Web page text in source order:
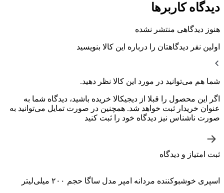
دیدگاه کاربرها
هنوز دیدگاهی منتشر نشده
اولین نفر دیدگاهتان را درباره این کالا بنویسید
شما هم می‌توانید در مورد این کالا نظر دهید.
اگر این محصول را قبلا از دیجیکالا خریده باشید، دیدگاه شما به
عنوان خریدار ثبت خواهد شد. همچنین در صورت تمایل می‌توانید به
صورت ناشناس نیز دیدگاه خود را ثبت کنید
ثبت امتیاز و دیدگاه
اسپری خوشبوکننده مردانه امپر مدل ساگا حجم ۲۰۰ میلی‌لیتر